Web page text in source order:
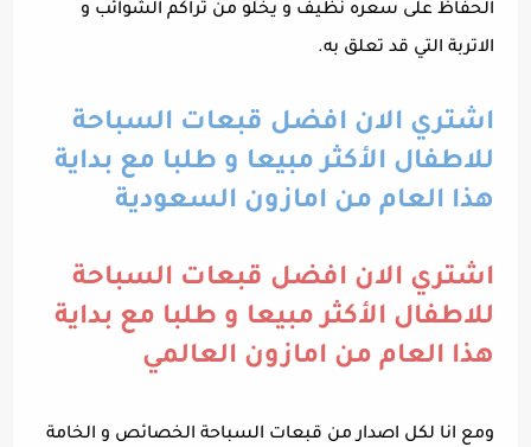
الحفاظ على سعره نظيف و يخلو من تراكم الشوائب و
الاتربة التي قد تعلق به.
اشتري الان افضل قبعات السباحة
للاطفال الأكثر مبيعا و طلبا مع بداية
هذا العام من امازون السعودية
اشتري الان افضل قبعات السباحة
للاطفال الأكثر مبيعا و طلبا مع بداية
هذا العام من امازون العالمي
ومع انا لكل اصدار من قبعات السباحة الخصائص و الخامة